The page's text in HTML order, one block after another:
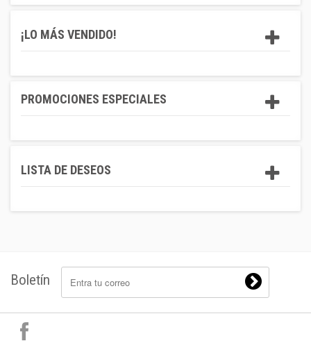
¡LO MÁS VENDIDO!
PROMOCIONES ESPECIALES
LISTA DE DESEOS
Boletín